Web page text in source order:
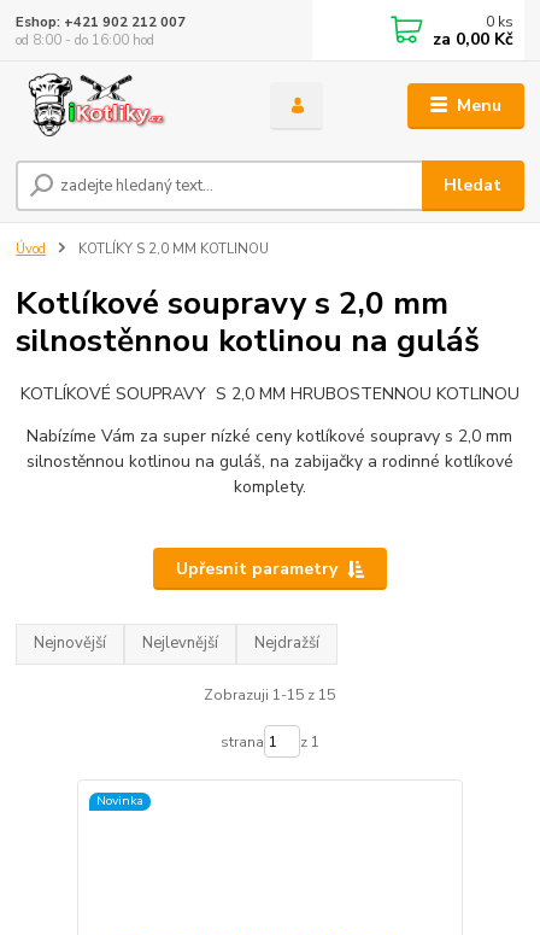
Menu
Hledat
Eshop: +421 902 212 007
od 8:00 - do 16:00 hod
0 ks
za 0,00 Kč
Úvod KOTLÍKY S 2,0 MM KOTLINOU
Kotlíkové soupravy s 2,0 mm
silnostěnnou kotlinou na guláš
KOTLÍKOVÉ SOUPRAVY S 2,0 MM HRUBOSTENNOU KOTLINOU
Nabízíme Vám za super nízké ceny kotlíkové soupravy s 2,0 mm
silnostěnnou kotlinou na guláš, na zabijačky a rodinné kotlíkové
komplety.
Upřesnit parametry
Nejnovější Nejlevnější Nejdražší
Zobrazuji 1-15 z 15
strana z 1
Novinka